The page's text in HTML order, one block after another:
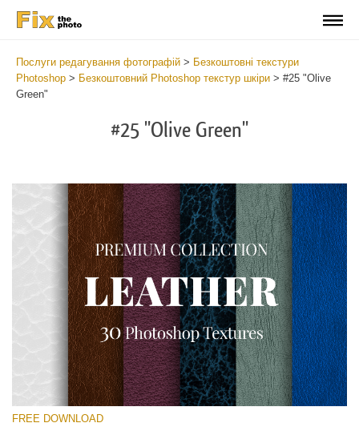
Послуги редагування фотографій > Безкоштовні текстури
Photoshop > Безкоштовний Photoshop текстур шкіри > #25 "Olive
Green"
#25 "Olive Green"
Please select
FREE DOWNLOAD